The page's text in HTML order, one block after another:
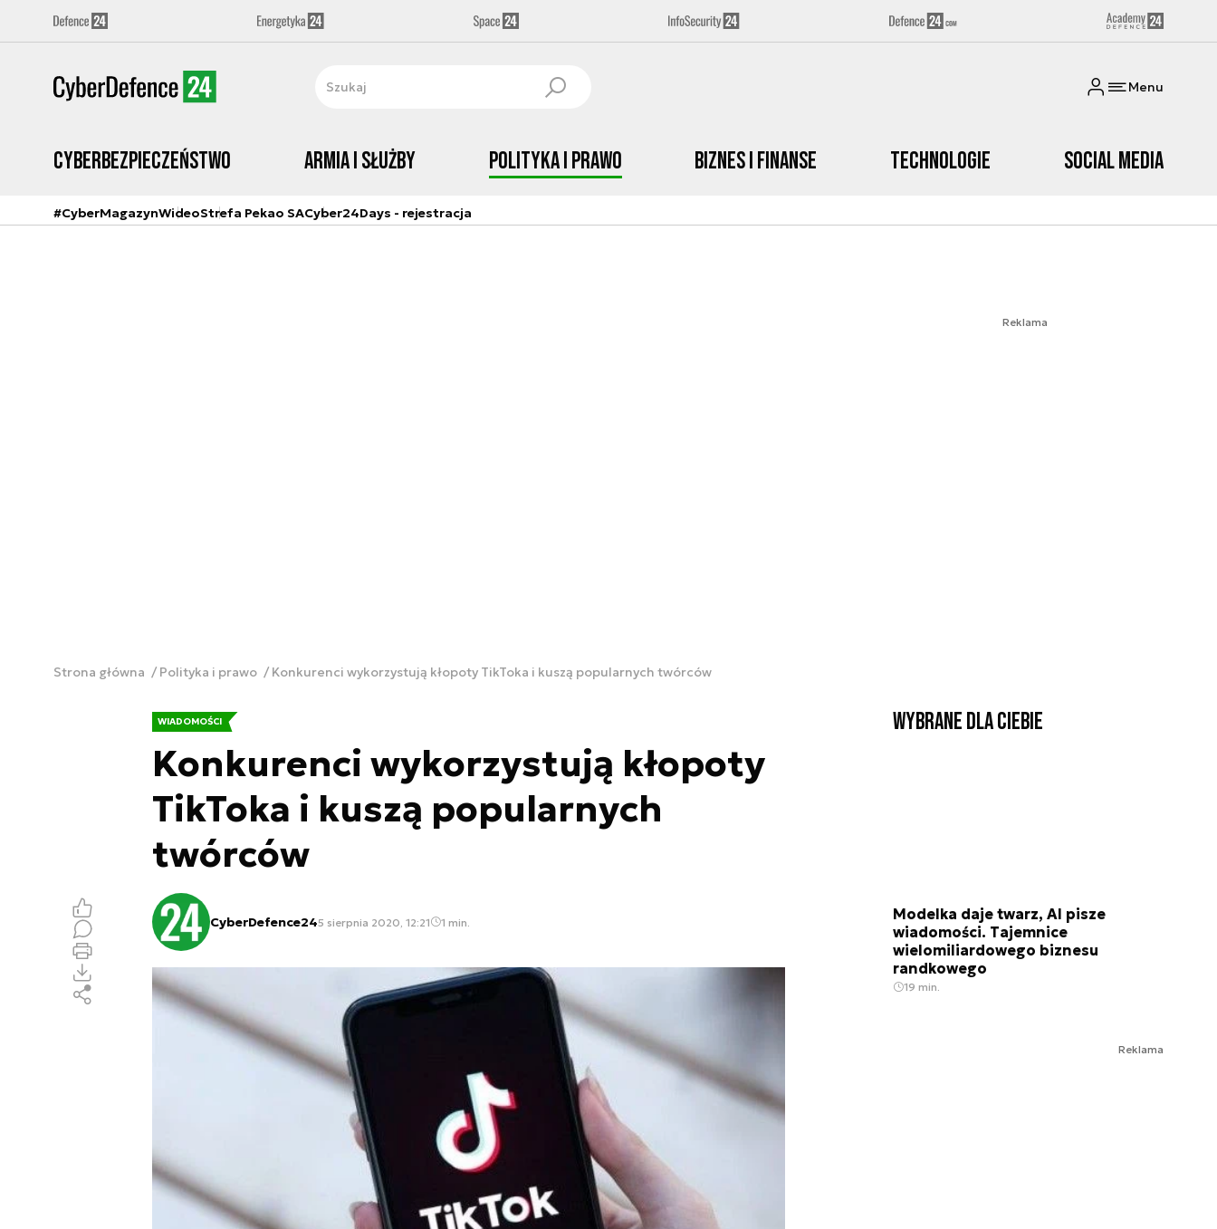
Menu
Cyberbezpieczeństwo Armia i Służby Polityka i prawo Biznes i Finanse Technologie Social media
#CyberMagazynWideoStrefa Pekao SACyber24Days - rejestracja
Reklama
Strona główna Polityka i prawo Konkurenci wykorzystują kłopoty TikToka i kuszą popularnych twórców
WIADOMOŚCI
Konkurenci wykorzystują kłopoty
TikToka i kuszą popularnych
twórców
CyberDefence245 sierpnia 2020, 12:21 1 min.
Wybrane dla Ciebie
Modelka daje twarz, AI pisze
wiadomości. Tajemnice
wielomiliardowego biznesu
randkowego
19 min.
Reklama